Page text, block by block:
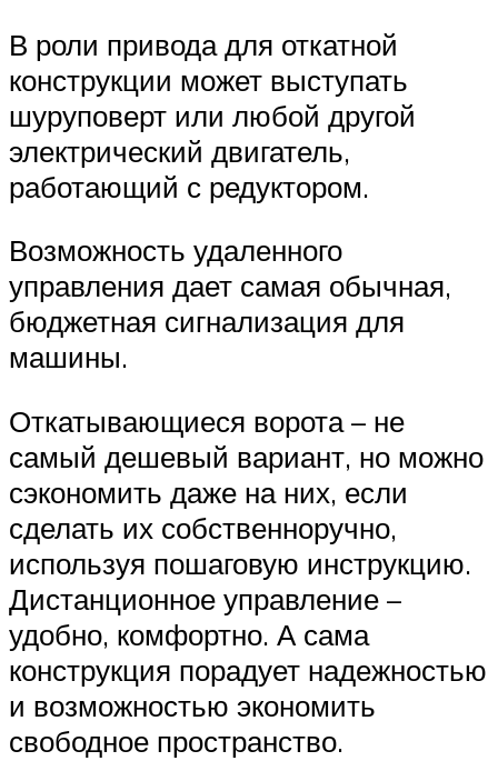
В роли привода для откатной
конструкции может выступать
шуруповерт или любой другой
электрический двигатель,
работающий с редуктором.
Возможность удаленного
управления дает самая обычная,
бюджетная сигнализация для
машины.
Откатывающиеся ворота – не
самый дешевый вариант, но можно
сэкономить даже на них, если
сделать их собственноручно,
используя пошаговую инструкцию.
Дистанционное управление –
удобно, комфортно. А сама
конструкция порадует надежностью
и возможностью экономить
свободное пространство.